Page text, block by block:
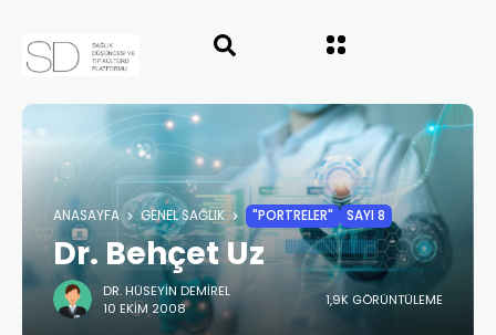
ANASAYFA GENEL SAĞLIK "PORTRELER" SAYI 8
Dr. Behçet Uz
DR. HÜSEYIN DEMIREL
10 EKIM 2008
1,9K GÖRÜNTÜLEME